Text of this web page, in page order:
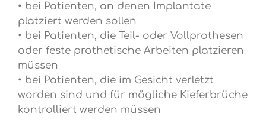
• bei Patienten, an denen Implantate
platziert werden sollen
• bei Patienten, die Teil- oder Vollprothesen
oder feste prothetische Arbeiten platzieren
müssen
• bei Patienten, die im Gesicht verletzt
worden sind und für mögliche Kieferbrüche
kontrolliert werden müssen